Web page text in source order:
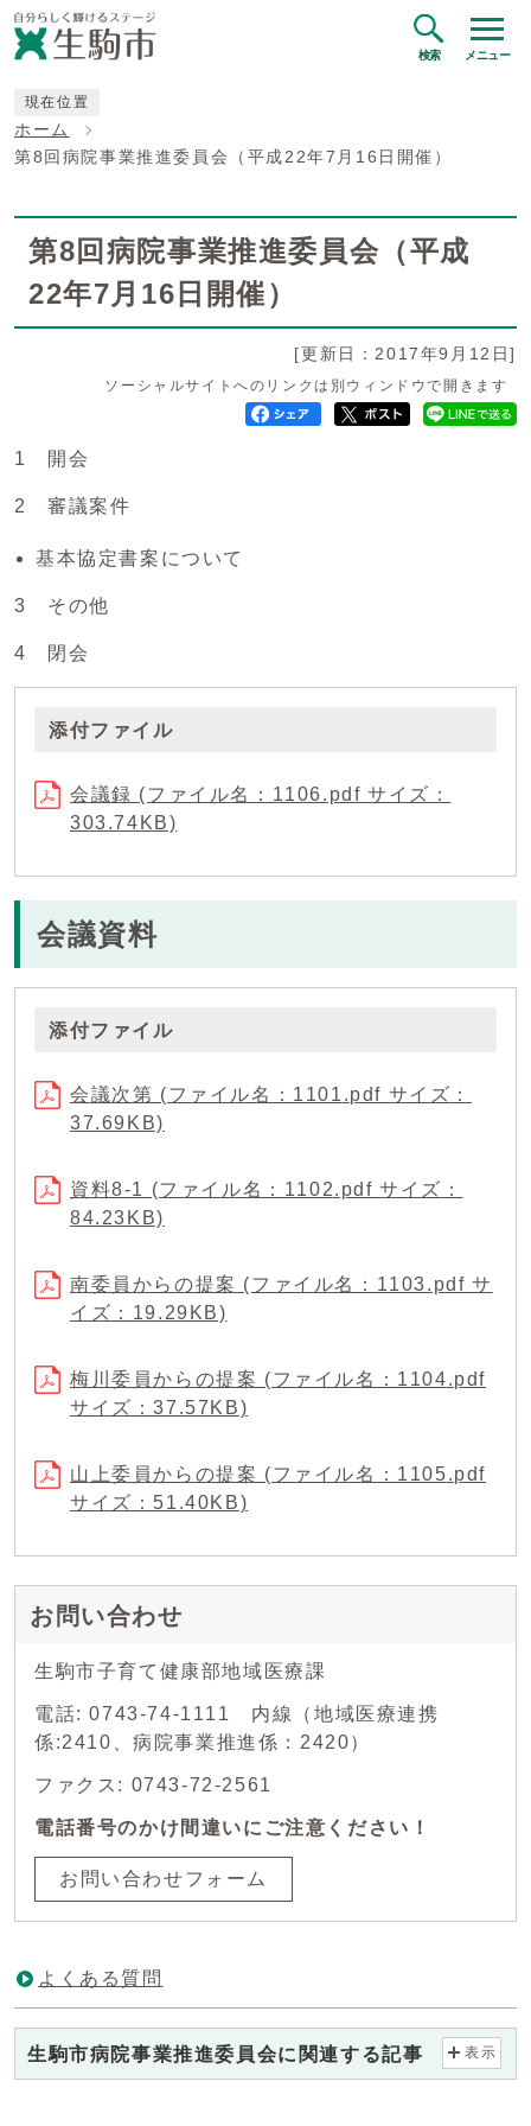
検索 メニュー
現在位置
ホーム
第8回病院事業推進委員会（平成22年7月16日開催）
第8回病院事業推進委員会（平成
22年7月16日開催）
[更新日：2017年9月12日]
ソーシャルサイトへのリンクは別ウィンドウで開きます
1 開会
2 審議案件
基本協定書案について
3 その他
4 閉会
添付ファイル
会議録 (ファイル名：1106.pdf サイズ：
303.74KB)
会議資料
添付ファイル
会議次第 (ファイル名：1101.pdf サイズ：
37.69KB)
資料8-1 (ファイル名：1102.pdf サイズ：
84.23KB)
南委員からの提案 (ファイル名：1103.pdf サ
イズ：19.29KB)
梅川委員からの提案 (ファイル名：1104.pdf
サイズ：37.57KB)
山上委員からの提案 (ファイル名：1105.pdf
サイズ：51.40KB)
お問い合わせ
生駒市子育て健康部地域医療課
電話: 0743-74-1111 内線（地域医療連携
係:2410、病院事業推進係：2420）
ファクス: 0743-72-2561
電話番号のかけ間違いにご注意ください！
お問い合わせフォーム
よくある質問
生駒市病院事業推進委員会に関連する記事 表示